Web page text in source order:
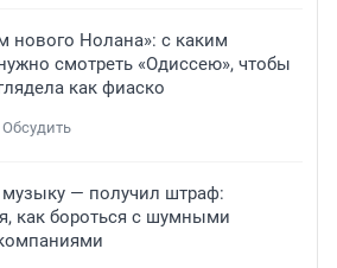
нового Нолана»: с каким
смотреть «Одиссею», чтобы
как фиаско
Обсудить
— получил штраф:
как бороться с шумными